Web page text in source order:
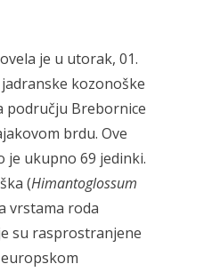
je u utorak, 01.
kozonoške
području Brebornice
brdu. Ove
je ukupno 69 jedinki.
(Himantoglossum
vrstama roda
su rasprostranjene